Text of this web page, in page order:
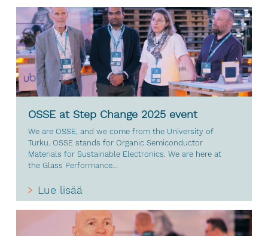
OSSE at Step Change 2025 event
We are OSSE, and we come from the University of
Turku. OSSE stands for Organic Semiconductor
Materials for Sustainable Electronics. We are here at
the Glass Performance...
Lue lisää